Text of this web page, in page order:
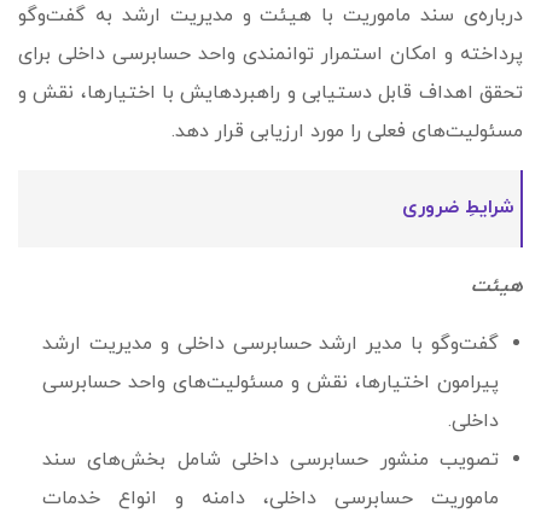
درباره‌ی سند ماموریت با هیئت و مدیریت ارشد به گفت‌وگو
پرداخته و امکان استمرار توانمندی واحد حسابرسی داخلی برای
تحقق اهداف قابل دستیابی‌ و راهبردهایش با اختیارها، نقش و
مسئولیت‌های فعلی را مورد ارزیابی قرار دهد.
شرایطِ ضروری
هیئت
گفت‌وگو با مدیر ارشد حسابرسی داخلی و مدیریت ارشد
پیرامون اختیارها، نقش و مسئولیت‌های واحد حسابرسی
داخلی.
تصویب منشور حسابرسی داخلی شامل بخش‌­های سند
ماموریت حسابرسی داخلی، دامنه و انواع خدمات